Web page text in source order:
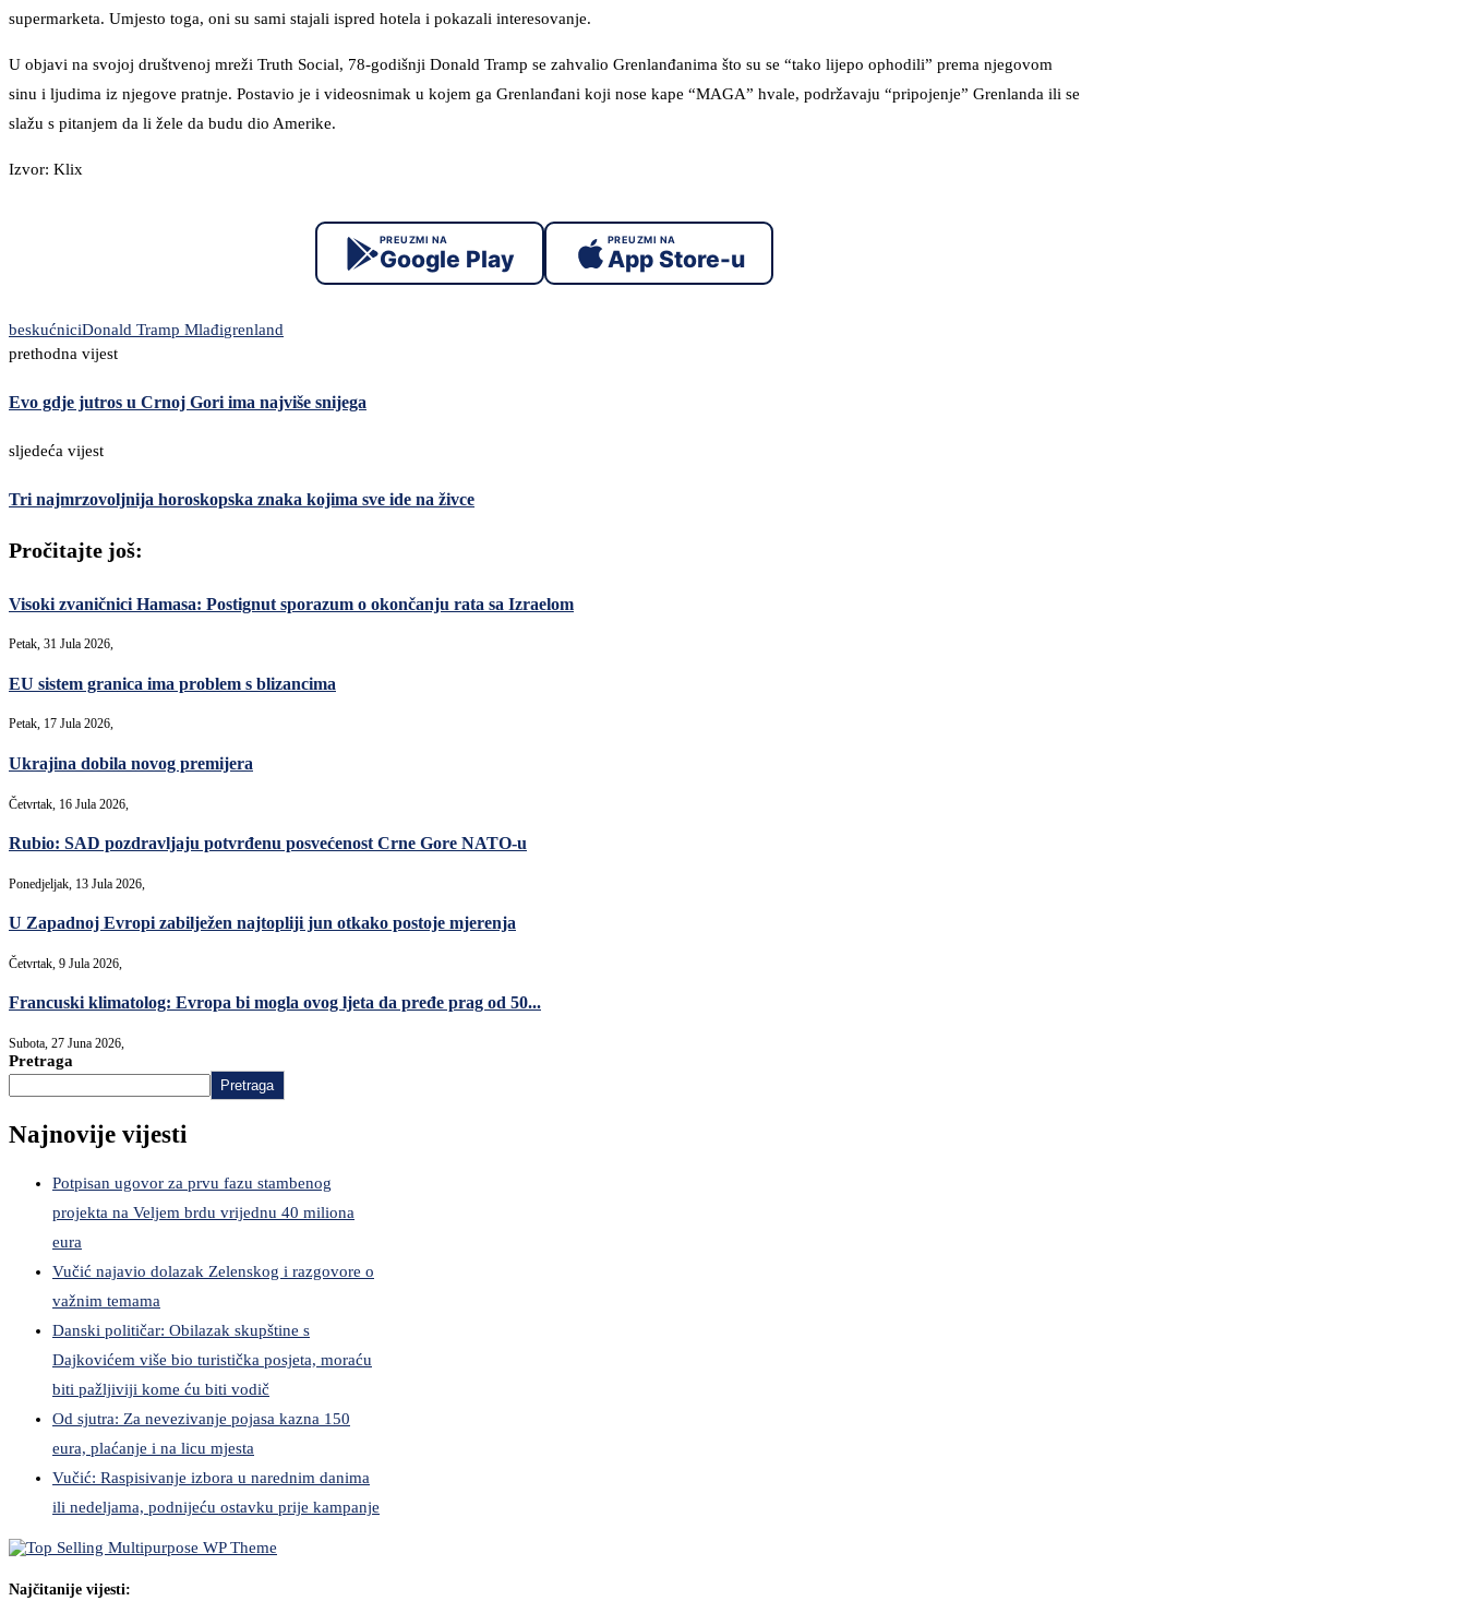
supermarketa. Umjesto toga, oni su sami stajali ispred hotela i pokazali interesovanje.
U objavi na svojoj društvenoj mreži Truth Social, 78-godišnji Donald Tramp se zahvalio Grenlanđanima što su se “tako lijepo ophodili” prema njegovom
sinu i ljudima iz njegove pratnje. Postavio je i videosnimak u kojem ga Grenlanđani koji nose kape “MAGA” hvale, podržavaju “pripojenje” Grenlanda ili se
slažu s pitanjem da li žele da budu dio Amerike.
Izvor: Klix
PREUZMI NA
Google Play
PREUZMI NA
App Store-u
beskućniciDonald Tramp Mlađigrenland
prethodna vijest
Evo gdje jutros u Crnoj Gori ima najviše snijega
sljedeća vijest
Tri najmrzovoljnija horoskopska znaka kojima sve ide na živce
Pročitajte još:
Visoki zvaničnici Hamasa: Postignut sporazum o okončanju rata sa Izraelom
Petak, 31 Jula 2026,
EU sistem granica ima problem s blizancima
Petak, 17 Jula 2026,
Ukrajina dobila novog premijera
Četvrtak, 16 Jula 2026,
Rubio: SAD pozdravljaju potvrđenu posvećenost Crne Gore NATO-u
Ponedjeljak, 13 Jula 2026,
U Zapadnoj Evropi zabilježen najtopliji jun otkako postoje mjerenja
Četvrtak, 9 Jula 2026,
Francuski klimatolog: Evropa bi mogla ovog ljeta da pređe prag od 50...
Subota, 27 Juna 2026,
Pretraga
Pretraga
Najnovije vijesti
Potpisan ugovor za prvu fazu stambenog
projekta na Veljem brdu vrijednu 40 miliona
eura
Vučić najavio dolazak Zelenskog i razgovore o
važnim temama
Danski političar: Obilazak skupštine s
Dajkovićem više bio turistička posjeta, moraću
biti pažljiviji kome ću biti vodič
Od sjutra: Za nevezivanje pojasa kazna 150
eura, plaćanje i na licu mjesta
Vučić: Raspisivanje izbora u narednim danima
ili nedeljama, podnijeću ostavku prije kampanje
Najčitanije vijesti: